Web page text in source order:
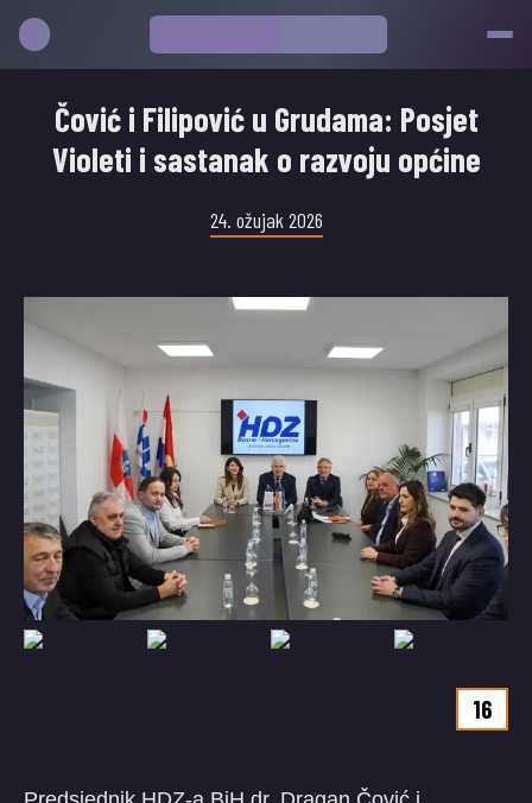
Čović i Filipović u Grudama: Posjet
Violeti i sastanak o razvoju općine
24. ožujak 2026
16